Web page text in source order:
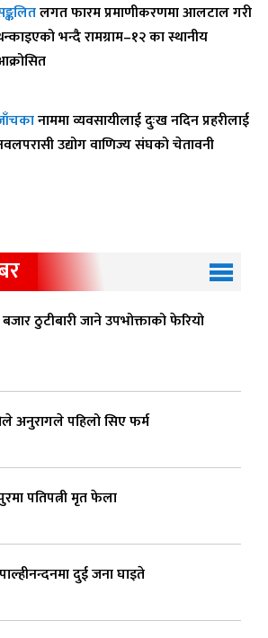
लगत फारम प्रमाणीकरणमा आलटाल गरी
भन्दै रामग्राम–१२ का स्थानीय
नाममा व्यवसायीलाई दुःख नदिन प्रहरीलाई
उद्योग वाणिज्य संघको चेतावनी
ठुटीबारी जाने उपभोक्ताको फेरियो
अनुरागले पहिलो सिए फर्म
पतिपत्नी मृत फेला
दुई जना घाइते